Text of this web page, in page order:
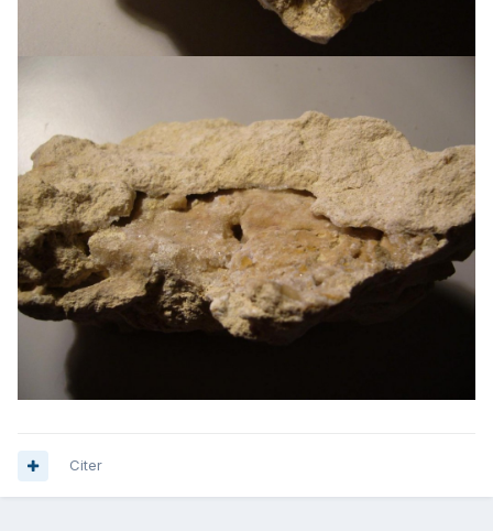
Citer